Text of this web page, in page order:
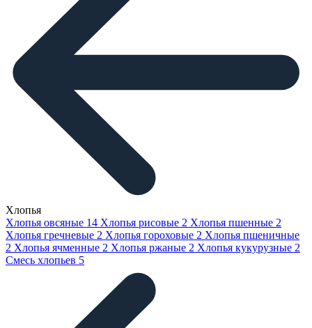
Хлопья
Хлопья овсяные 14 Хлопья рисовые 2 Хлопья пшенные 2
Хлопья гречневые 2 Хлопья гороховые 2 Хлопья пшеничные
2 Хлопья ячменные 2 Хлопья ржаные 2 Хлопья кукурузные 2
Смесь хлопьев 5